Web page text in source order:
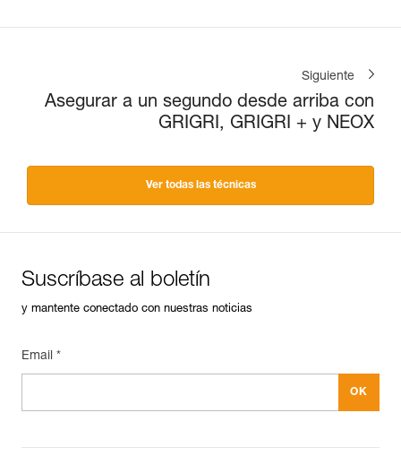
Siguiente
Asegurar a un segundo desde arriba con
GRIGRI, GRIGRI + y NEOX
Ver todas las técnicas
Suscríbase al boletín
y mantente conectado con nuestras noticias
Email *